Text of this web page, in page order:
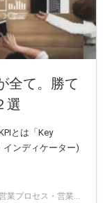
全て。勝て
選
とは「Key
インディケーター)
プロセス・営業フロー